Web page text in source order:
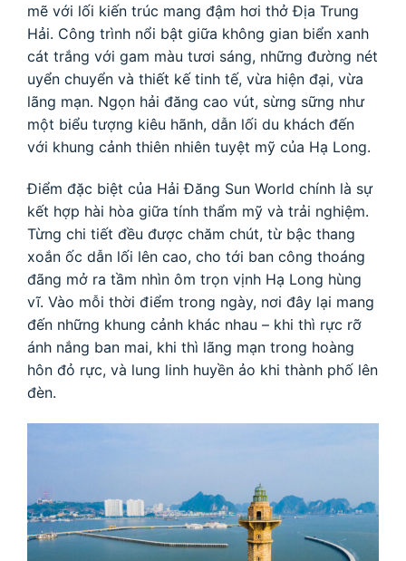
mẽ với lối kiến trúc mang đậm hơi thở Địa Trung
Hải. Công trình nổi bật giữa không gian biển xanh
cát trắng với gam màu tươi sáng, những đường nét
uyển chuyển và thiết kế tinh tế, vừa hiện đại, vừa
lãng mạn. Ngọn hải đăng cao vút, sừng sững như
một biểu tượng kiêu hãnh, dẫn lối du khách đến
với khung cảnh thiên nhiên tuyệt mỹ của Hạ Long.
Điểm đặc biệt của Hải Đăng Sun World chính là sự
kết hợp hài hòa giữa tính thẩm mỹ và trải nghiệm.
Từng chi tiết đều được chăm chút, từ bậc thang
xoắn ốc dẫn lối lên cao, cho tới ban công thoáng
đãng mở ra tầm nhìn ôm trọn vịnh Hạ Long hùng
vĩ. Vào mỗi thời điểm trong ngày, nơi đây lại mang
đến những khung cảnh khác nhau – khi thì rực rỡ
ánh nắng ban mai, khi thì lãng mạn trong hoàng
hôn đỏ rực, và lung linh huyền ảo khi thành phố lên
đèn.